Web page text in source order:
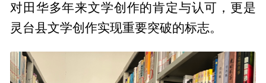
对田华多年来文学创作的肯定与认可，更是
灵台县文学创作实现重要突破的标志。